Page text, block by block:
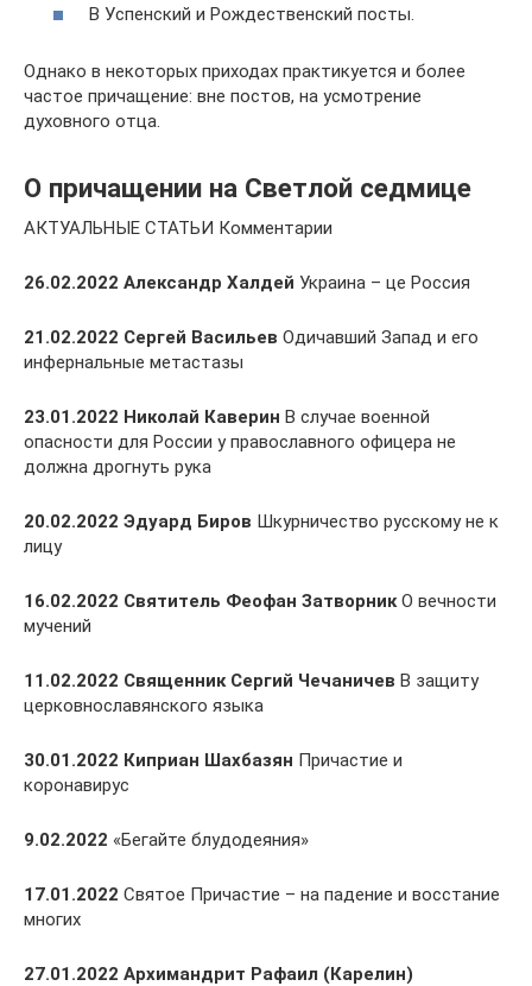
В Успенский и Рождественский посты.
Однако в некоторых приходах практикуется и более
частое причащение: вне постов, на усмотрение
духовного отца.
О причащении на Светлой седмице
АКТУАЛЬНЫЕ СТАТЬИ Комментарии
26.02.2022 Александр Халдей Украина – це Россия
21.02.2022 Сергей Васильев Одичавший Запад и его
инфернальные метастазы
23.01.2022 Николай Каверин В случае военной
опасности для России у православного офицера не
должна дрогнуть рука
20.02.2022 Эдуард Биров Шкурничество русскому не к
лицу
16.02.2022 Святитель Феофан ЗатворникО вечности
мучений
11.02.2022 Священник Сергий Чечаничев В защиту
церковнославянского языка
30.01.2022 Киприан Шахбазян Причастие и
коронавирус
9.02.2022 «Бегайте блудодеяния»
17.01.2022 Святое Причастие – на падение и восстание
многих
27.01.2022 Архимандрит Рафаил (Карелин)